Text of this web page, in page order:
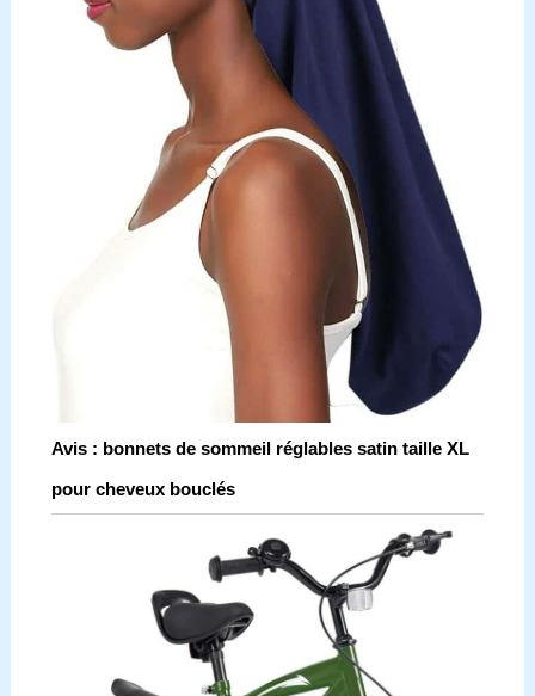
Avis : bonnets de sommeil réglables satin taille XL
pour cheveux bouclés